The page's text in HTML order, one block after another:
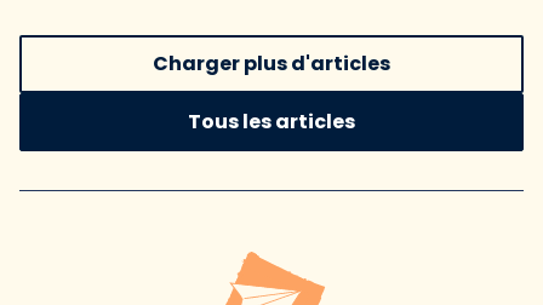
Charger plus d'articles
Tous les articles